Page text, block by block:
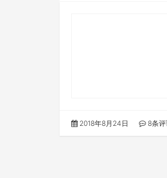
2018年8月24日 8条